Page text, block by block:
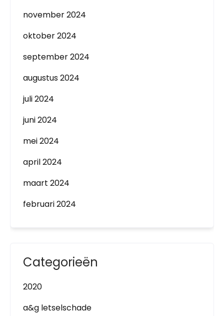
november 2024
oktober 2024
september 2024
augustus 2024
juli 2024
juni 2024
mei 2024
april 2024
maart 2024
februari 2024
Categorieën
2020
a&g letselschade